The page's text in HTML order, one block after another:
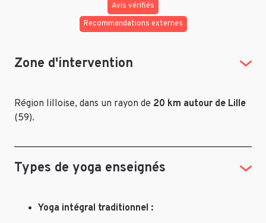
Avis vérifiés
Recommandations externes
Zone d'intervention
Région lilloise, dans un rayon de 20 km autour de Lille
(59).
Types de yoga enseignés
Yoga intégral traditionnel :